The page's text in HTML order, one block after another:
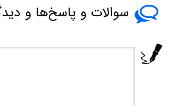
سوالات و پاسخ‌ها و